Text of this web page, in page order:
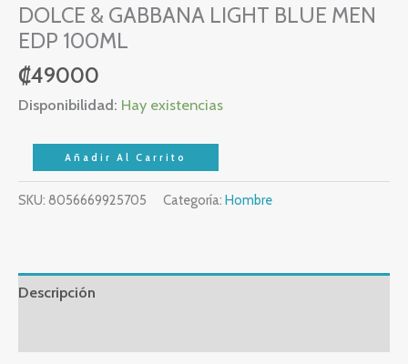
DOLCE & GABBANA LIGHT BLUE MEN
EDP 100ML
₡49000
Disponibilidad: Hay existencias
Añadir Al Carrito
SKU: 8056669925705 Categoría: Hombre
Descripción